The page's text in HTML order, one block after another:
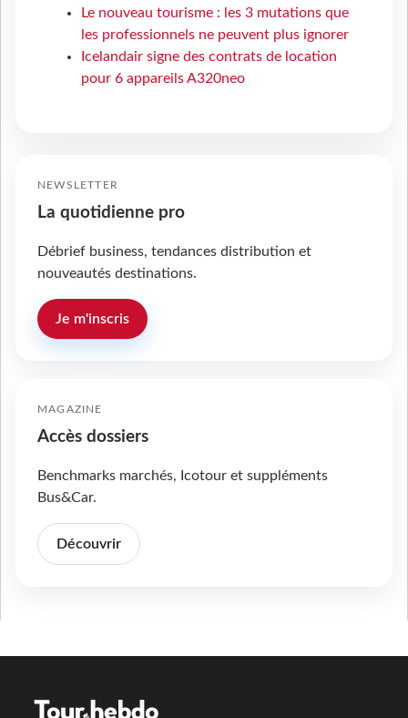
Le nouveau tourisme : les 3 mutations que
les professionnels ne peuvent plus ignorer
Icelandair signe des contrats de location
pour 6 appareils A320neo
NEWSLETTER
La quotidienne pro
Débrief business, tendances distribution et
nouveautés destinations.
Je m'inscris
MAGAZINE
Accès dossiers
Benchmarks marchés, Icotour et suppléments
Bus&Car.
Découvrir